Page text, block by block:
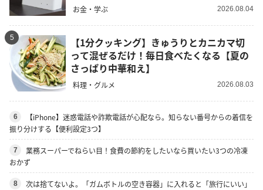
お金・学ぶ 2026.08.04
5
【1分クッキング】きゅうりとカニカマ切
って混ぜるだけ！毎日食べたくなる【夏の
さっぱり中華和え】
料理・グルメ 2026.08.03
6
【iPhone】迷惑電話や詐欺電話が心配なら。知らない番号からの着信を
振り分けする【便利設定3つ】
7
業務スーパーでねらい目！食費の節約をしたいなら買いたい3つの冷凍
おかず
8
次は捨てないよ。「ガムボトルの空き容器」に入れると「旅行にいい」